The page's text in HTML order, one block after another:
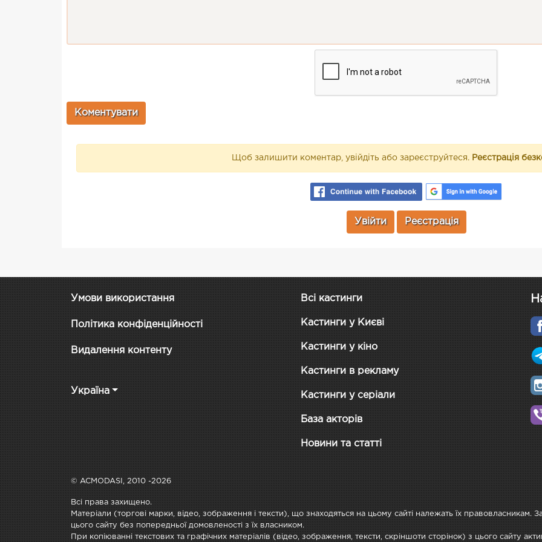
Щоб залишити коментар, увійдіть або зареєструйтеся. Реєстрація
Увійти Реєстрація
Умови використання
Політика конфіденційності
Видалення контенту
Україна
Всі кастинги
Кастинги у Києві
Кастинги у кіно
Кастинги в рекламу
Кастинги у серіали
База акторів
Новини та статті
© ACMODASI, 2010 -2026
Всі права захищено.
Матеріали (торгові марки, відео, зображення і тексти), що знаходяться на цьому сайті належать їх правовласникам.
цього сайту без попередньої домовленості з їх власником.
При копіюванні текстових та графічних матеріалів (відео, зображення, тексти, скріншоти сторінок) з цього сайту